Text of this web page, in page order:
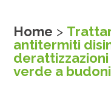
Home >
antitermiti
verde a budoni